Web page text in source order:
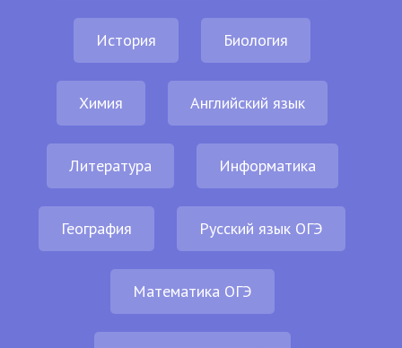
История Биология
Химия Английский язык
Литература Информатика
География Русский язык ОГЭ
Математика ОГЭ